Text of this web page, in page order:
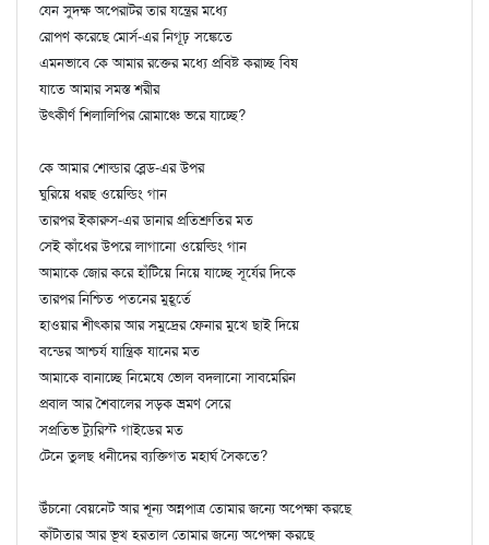
যেন সুদক্ষ অপেরাটর তার যন্ত্রের মধ্যে
রোপণ করেছে মোর্স-এর নিগূঢ় সঙ্কেতে
এমনভাবে কে আমার রক্তের মধ্যে প্রবিষ্ট করাচ্ছ বিষ
যাতে আমার সমস্ত শরীর
উৎকীর্ণ শিলালিপির রোমাঞ্চে ভরে যাচ্ছে?
কে আমার শোল্ডার ব্লেড-এর উপর
ঘুরিয়ে ধরছ ওয়েল্ডিং গান
তারপর ইকারুস-এর ডানার প্রতিশ্রুতির মত
সেই কাঁধের উপরে লাগানো ওয়েল্ডিং গান
আমাকে জোর করে হাঁটিয়ে নিয়ে যাচ্ছে সূর্যের দিকে
তারপর নিশ্চিত পতনের মুহূর্তে
হাওয়ার শীৎকার আর সমুদ্রের ফেনার মুখে ছাই দিয়ে
বন্ডের আশ্চর্য যান্ত্রিক যানের মত
আমাকে বানাচ্ছে নিমেষে ভোল বদলানো সাবমেরিন
প্রবাল আর শৈবালের সড়ক ভ্রমণ সেরে
সপ্রতিভ ট্যুরিস্ট গাইডের মত
টেনে তুলছ ধনীদের ব্যক্তিগত মহার্ঘ সৈকতে?
উঁচনো বেয়নেট আর শূন্য অন্নপাত্র তোমার জন্যে অপেক্ষা করছে
কাঁটাতার আর ভূখ হরতাল তোমার জন্যে অপেক্ষা করছে